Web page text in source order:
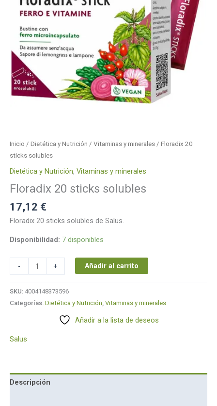
Inicio / Dietética y Nutrición / Vitaminas y minerales / Floradix 20
sticks solubles
Dietética y Nutrición, Vitaminas y minerales
Floradix 20 sticks solubles
17,12 €
Floradix 20 sticks solubles de Salus.
Disponibilidad: 7 disponibles
- + Añadir al carrito
SKU: 4004148373596
Categorías: Dietética y Nutrición Vitaminas y minerales
Añadir a la lista de deseos
Salus
Descripción